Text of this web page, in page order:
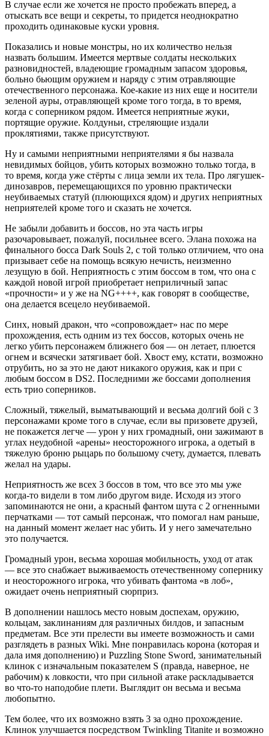
В случае если же хочется не просто пробежать вперед, а
отыскать все вещи и секреты, то придется неоднократно
проходить одинаковые куски уровня.
Показались и новые монстры, но их количество нельзя
назвать большим. Имеется мертвые солдаты нескольких
разновидностей, владеющие громадным запасом здоровья,
больно бьющим оружием и наряду с этим отравляющие
отечественного персонажа. Кое-какие из них еще и носители
зеленой ауры, отравляющей кроме того тогда, в то время,
когда с соперником рядом. Имеется неприятные жуки,
портящие оружие. Колдуньи, стреляющие издали
проклятиями, также присутствуют.
Ну и самыми неприятными неприятелями я бы назвала
невидимых бойцов, убить которых возможно только тогда, в
то время, когда уже стёрты с лица земли их тела. Про лягушек-
динозавров, перемещающихся по уровню практически
неубиваемых статуй (плюющихся ядом) и других неприятных
неприятелей кроме того и сказать не хочется.
Не забыли добавить и боссов, но эта часть игры
разочаровывает, пожалуй, посильнее всего. Элана похожа на
финального босса Dark Souls 2, с той только отличием, что она
призывает себе на помощь всякую нечисть, неизменно
лезущую в бой. Неприятность с этим боссом в том, что она с
каждой новой игрой приобретает неприличный запас
«прочности» и у же на NG++++, как говорят в сообществе,
она делается всецело неубиваемой.
Синх, новый дракон, что «сопровождает» нас по мере
прохождения, есть одним из тех боссов, которых очень не
легко убить персонажем ближнего боя — он летает, плюется
огнем и всячески затягивает бой. Хвост ему, кстати, возможно
отрубить, но за это не дают никакого оружия, как и при с
любым боссом в DS2. Последними же боссами дополнения
есть трио соперников.
Сложный, тяжелый, выматывающий и весьма долгий бой с 3
персонажами кроме того в случае, если вы призовете друзей,
не покажется легче — урон у них громадный, они зажимают в
углах неудобной «арены» неосторожного игрока, а одетый в
тяжелую броню рыцарь по большому счету, думается, плевать
желал на удары.
Неприятность же всех 3 боссов в том, что все это мы уже
когда-то видели в том либо другом виде. Исходя из этого
запоминаются не они, а красный фантом шута с 2 огненными
перчатками — тот самый персонаж, что помогал нам раньше,
на данный момент желает нас убить. И у него замечательно
это получается.
Громадный урон, весьма хорошая мобильность, уход от атак
— все это снабжает выживаемость отечественному сопернику
и неосторожного игрока, что убивать фантома «в лоб»,
ожидает очень неприятный сюрприз.
В дополнении нашлось место новым доспехам, оружию,
кольцам, заклинаниям для различных билдов, и запасным
предметам. Все эти прелести вы имеете возможность и сами
разглядеть в разных Wiki. Мне понравилась корона (которая и
дала имя дополнению) и Puzzling Stone Sword, занимательный
клинок с изначальным показателем S (правда, наверное, не
рабочим) к ловкости, что при сильной атаке раскладывается
во что-то наподобие плети. Выглядит он весьма и весьма
любопытно.
Тем более, что их возможно взять 3 за одно прохождение.
Клинок улучшается посредством Twinkling Titanite и возможно